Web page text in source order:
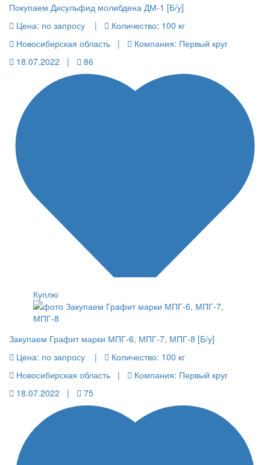
Покупаем Дисульфид молибдена ДМ-1 [Б/у]
Цена: по запросу | Количество: 100 кг
Новосибирская область |
Компания: Первый круг
18.07.2022 |
86
Куплю
Закупаем Графит марки МПГ-6, МПГ-7, МПГ-8 [Б/у]
Цена: по запросу | Количество: 100 кг
Новосибирская область |
Компания: Первый круг
18.07.2022 |
75